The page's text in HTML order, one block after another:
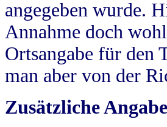
angegeben wurde.
Annahme doch
Ortsangabe für den
man aber von der
Zusätzliche